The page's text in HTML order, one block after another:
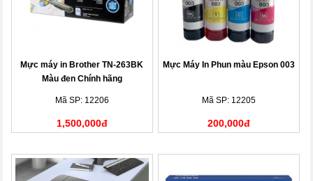
Mực máy in Brother TN-263BK
Màu đen Chính hãng
Mã SP: 12206
1,500,000đ
Mực Máy In Phun màu Epson 003
Mã SP: 12205
200,000đ